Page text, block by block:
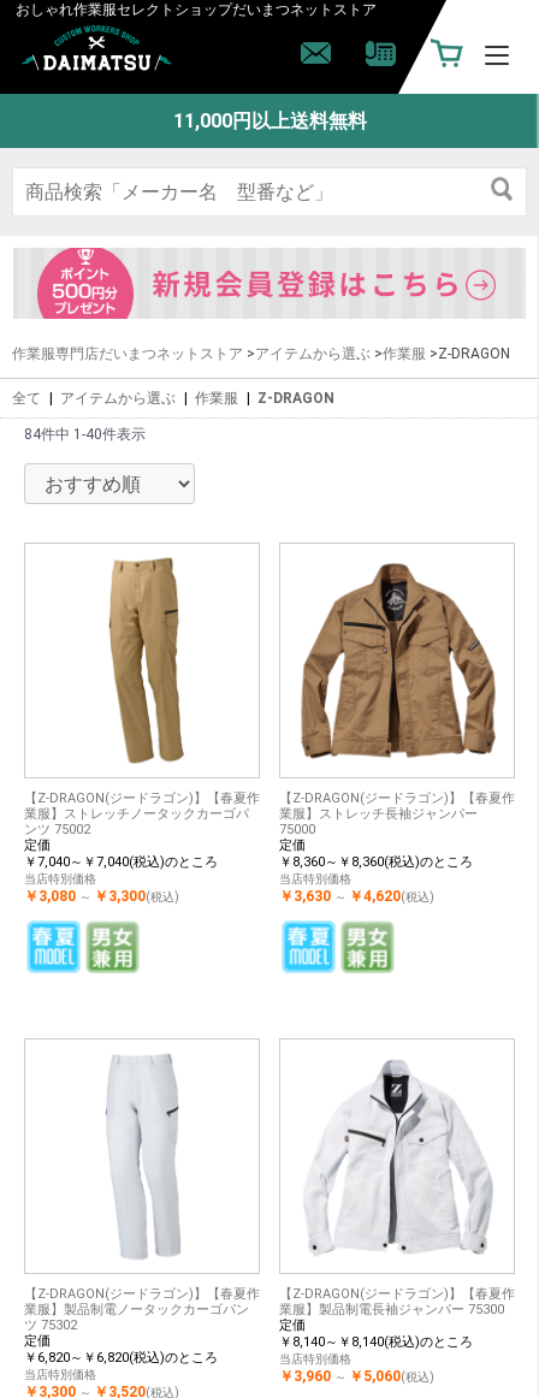
おしゃれ作業服セレクトショップだいまつネットストア
11,000円以上送料無料
作業服専門店だいまつネットストア >アイテムから選ぶ >作業服 >Z-DRAGON
全て | アイテムから選ぶ | 作業服 | Z-DRAGON
84件中 1-40件表示
【Z-DRAGON(ジードラゴン)】【春夏作
業服】ストレッチノータックカーゴパ
ンツ 75002
定価
￥7,040～￥7,040(税込)のところ
当店特別価格
￥3,080 ～ ￥3,300(税込)
【Z-DRAGON(ジードラゴン)】【春夏作
業服】ストレッチ長袖ジャンパー
75000
定価
￥8,360～￥8,360(税込)のところ
当店特別価格
￥3,630 ～ ￥4,620(税込)
【Z-DRAGON(ジードラゴン)】【春夏作
業服】製品制電ノータックカーゴパン
ツ 75302
定価
￥6,820～￥6,820(税込)のところ
当店特別価格
￥3,300 ～ ￥3,520(税込)
【Z-DRAGON(ジードラゴン)】【春夏作
業服】製品制電長袖ジャンパー 75300
定価
￥8,140～￥8,140(税込)のところ
当店特別価格
￥3,960 ～ ￥5,060(税込)